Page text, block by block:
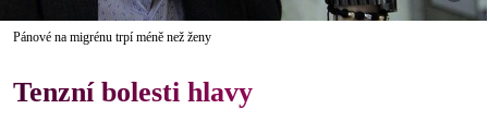
Pánové na migrénu trpí méně než ženy
Tenzní bolesti hlavy